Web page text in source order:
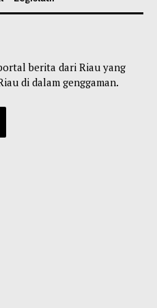
berita dari Riau yang
di dalam genggaman.